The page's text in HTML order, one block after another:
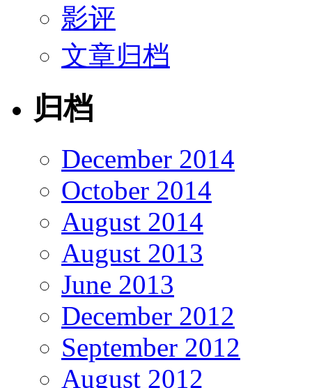
影评
文章归档
归档
December 2014
October 2014
August 2014
August 2013
June 2013
December 2012
September 2012
August 2012